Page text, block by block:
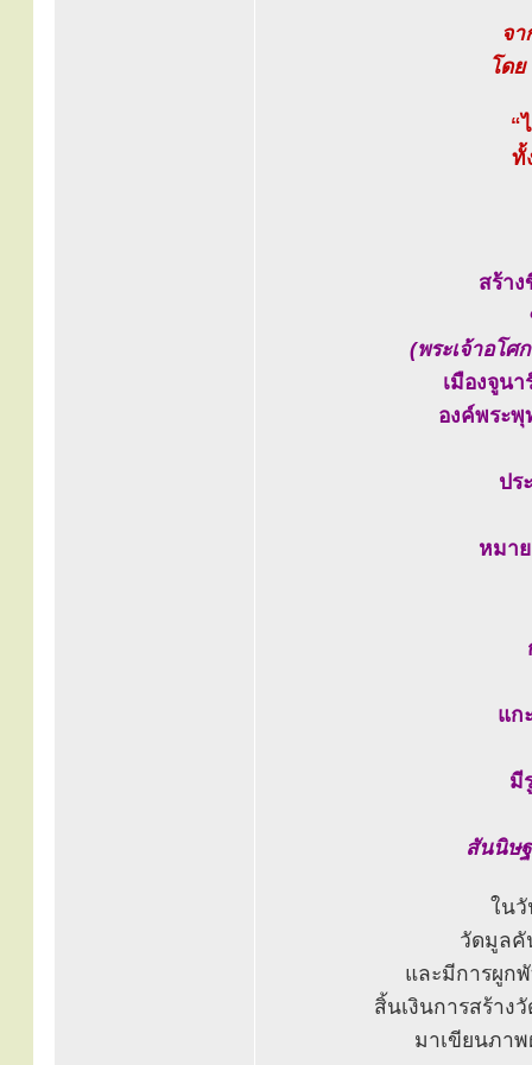
จ
โด
“
ทั้
สร้า
(พระเจ้าอโ
เมืองจูน
องค์พระพุ
ปร
หมา
แก
มี
สันนิษ
ใน
วัดมูลคั
และมีการผูก
สิ้นเงินการสร้าง
มาเขียนภา